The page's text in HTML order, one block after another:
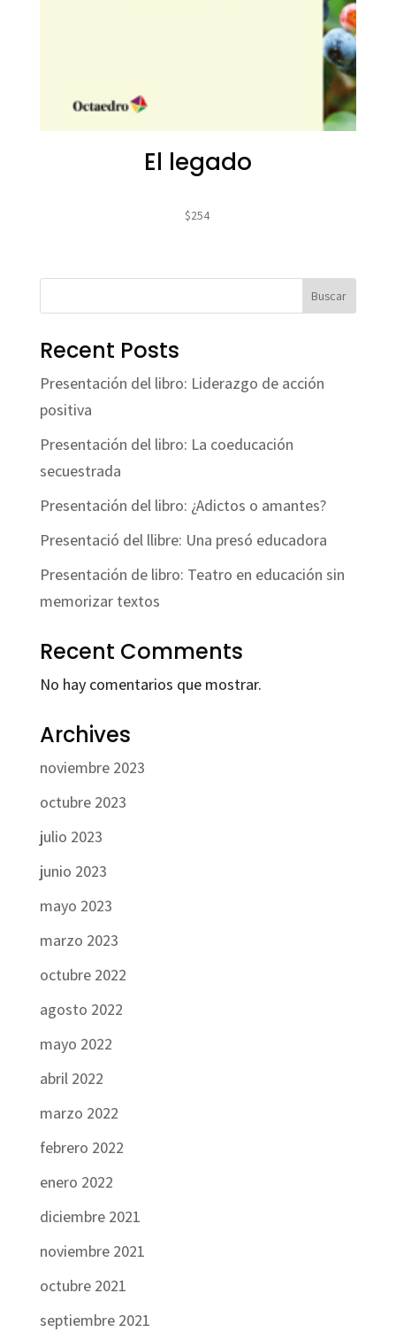
El legado
$254
Buscar
Recent Posts
Presentación del libro: Liderazgo de acción
positiva
Presentación del libro: La coeducación
secuestrada
Presentación del libro: ¿Adictos o amantes?
Presentació del llibre: Una presó educadora
Presentación de libro: Teatro en educación sin
memorizar textos
Recent Comments
No hay comentarios que mostrar.
Archives
noviembre 2023
octubre 2023
julio 2023
junio 2023
mayo 2023
marzo 2023
octubre 2022
agosto 2022
mayo 2022
abril 2022
marzo 2022
febrero 2022
enero 2022
diciembre 2021
noviembre 2021
octubre 2021
septiembre 2021